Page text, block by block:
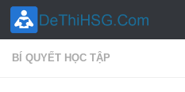
Skip to content
BÍ QUYẾT HỌC TẬP